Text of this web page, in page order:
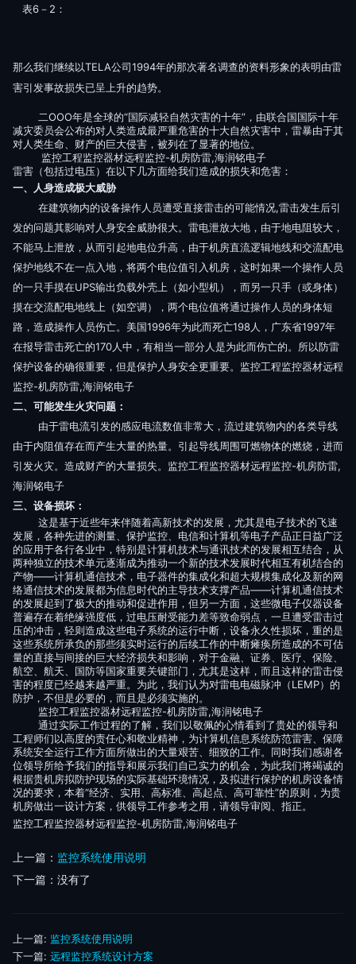
表6－2：
那么我们继续以TELA公司1994年的那次著名调查的资料形象的表明由雷
害引发事故损失已呈上升的趋势。
二ООО年是全球的“国际减轻自然灾害的十年”，由联合国国际十年
减灾委员会公布的对人类造成最严重危害的十大自然灾害中，雷暴由于其
对人类生命、财产的巨大侵害，被列在了显著的地位。
监控工程监控器材远程监控-机房防雷,海润铭电子
雷害（包括过电压）在以下几方面给我们造成的损失和危害：
一、人身造成极大威胁
在建筑物内的设备操作人员遭受直接雷击的可能情况,雷击发生后引
发的问题其影响对人身安全威胁很大。雷电泄放大地，由于地电阻较大，
不能马上泄放，从而引起地电位升高，由于机房直流逻辑地线和交流配电
保护地线不在一点入地，将两个电位值引入机房，这时如果一个操作人员
的一只手摸在UPS输出负载外壳上（如小型机），而另一只手（或身体）
摸在交流配电地线上（如空调），两个电位值将通过操作人员的身体短
路，造成操作人员伤亡。美国1996年为此而死亡198人，广东省1997年
在报导雷击死亡的170人中，有相当一部分人是为此而伤亡的。所以防雷
保护设备的确很重要，但是保护人身安全更重要。监控工程监控器材远程
监控-机房防雷,海润铭电子
二、可能发生火灾问题：
由于雷电流引发的感应电流数值非常大，流过建筑物内的各类导线
由于内阻值存在而产生大量的热量。引起导线周围可燃物体的燃烧，进而
引发火灾。造成财产的大量损失。监控工程监控器材远程监控-机房防雷,
海润铭电子
三、设备损坏：
这是基于近些年来伴随着高新技术的发展，尤其是电子技术的飞速
发展，各种先进的测量、保护监控、电信和计算机等电子产品正日益广泛
的应用于各行各业中，特别是计算机技术与通讯技术的发展相互结合，从
两种独立的技术单元逐渐成为推动一个新的技术发展时代相互有机结合的
产物――计算机通信技术，电子器件的集成化和超大规模集成化及新的网
络通信技术的发展都为信息时代的主导技术支撑产品――计算机通信技术
的发展起到了极大的推动和促进作用，但另一方面，这些微电子仪器设备
普遍存在着绝缘强度低，过电压耐受能力差等致命弱点，一旦遭受雷击过
压的冲击，轻则造成这些电子系统的运行中断，设备永久性损坏，重的是
这些系统所承负的那些须实时运行的后续工作的中断瘫痪所造成的不可估
量的直接与间接的巨大经济损失和影响，对于金融、证券、医疗、保险、
航空、航天、国防等国家重要关键部门，尤其是这样，而且这样的雷击侵
害的程度已经越来越严重。为此，我们认为对雷电电磁脉冲（LEMP）的
防护，不但是必要的，而且是必须实施的。
监控工程监控器材远程监控-机房防雷,海润铭电子
通过实际工作过程的了解，我们以敬佩的心情看到了贵处的领导和
工程师们以高度的责任心和敬业精神，为计算机信息系统防范雷害、保障
系统安全运行工作方面所做出的大量艰苦、细致的工作。同时我们感谢各
位领导所给予我们的指导和展示我们自己实力的机会，为此我们将竭诚的
根据贵机房拟防护现场的实际基础环境情况，及拟进行保护的机房设备情
况的要求，本着“经济、实用、高标准、高起点、高可靠性”的原则，为贵
机房做出一设计方案，供领导工作参考之用，请领导审阅、指正。
监控工程监控器材远程监控-机房防雷,海润铭电子
上一篇： 监控系统使用说明
下一篇：没有了
上一篇: 监控系统使用说明
下一篇: 远程监控系统设计方案